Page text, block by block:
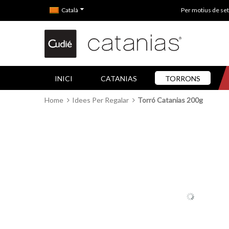
Català Per motius de
INICI CATANIAS TORRONS
Home Idees Per Regalar Torró Catanias 200g